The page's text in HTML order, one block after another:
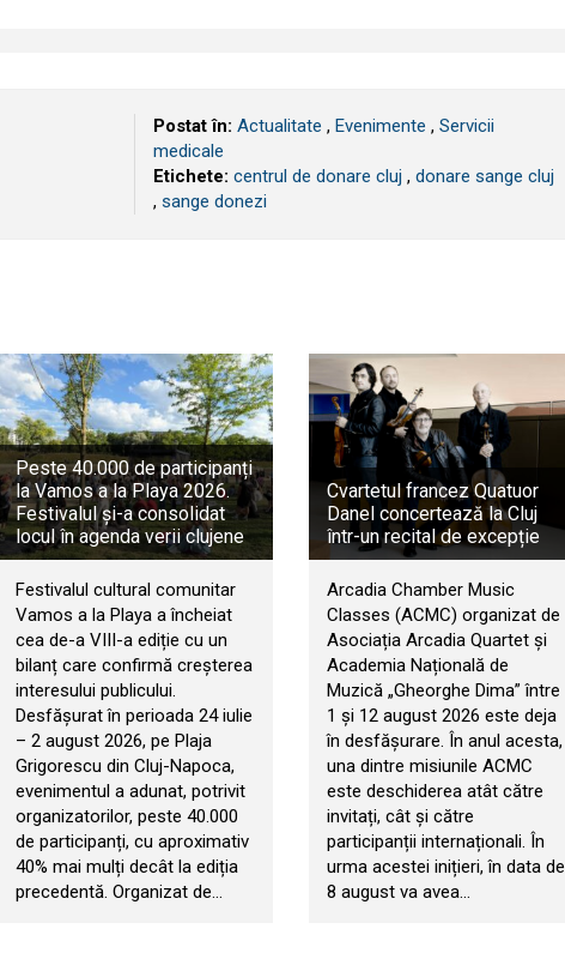
Postat în: Actualitate , Evenimente , Servicii
medicale
Etichete: centrul de donare cluj , donare sange cluj
, sange donezi
Peste 40.000 de participanți
la Vamos a la Playa 2026.
Festivalul și-a consolidat
locul în agenda verii clujene
Festivalul cultural comunitar
Vamos a la Playa a încheiat
cea de-a VIII-a ediție cu un
bilanț care confirmă creșterea
interesului publicului.
Desfășurat în perioada 24 iulie
– 2 august 2026, pe Plaja
Grigorescu din Cluj-Napoca,
evenimentul a adunat, potrivit
organizatorilor, peste 40.000
de participanți, cu aproximativ
40% mai mulți decât la ediția
precedentă. Organizat de…
Cvartetul francez Quatuor
Danel concertează la Cluj
într-un recital de excepție
Arcadia Chamber Music
Classes (ACMC) organizat de
Asociația Arcadia Quartet și
Academia Națională de
Muzică „Gheorghe Dima” între
1 și 12 august 2026 este deja
în desfășurare. În anul acesta,
una dintre misiunile ACMC
este deschiderea atât către
invitați, cât și către
participanții internaționali. În
urma acestei inițieri, în data de
8 august va avea…